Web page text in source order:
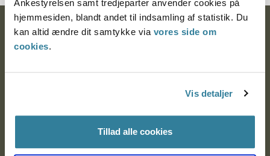
Ankestyrelsen samt tredjeparter anvender cookies på
hjemmesiden, blandt andet til indsamling af statistik. Du
kan altid ændre dit samtykke via vores side om
cookies.
Vis detaljer
Tillad alle cookies
Ankestyrelsen